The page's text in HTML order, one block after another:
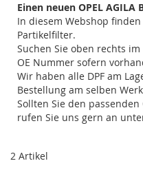
Einen neuen OPEL
In diesem Webshop finden
Partikelfilter.
Suchen Sie oben rechts
OE Nummer sofern
Wir haben alle DPF am
Bestellung am selben
Sollten Sie den passenden
rufen Sie uns gern an
2 Artikel